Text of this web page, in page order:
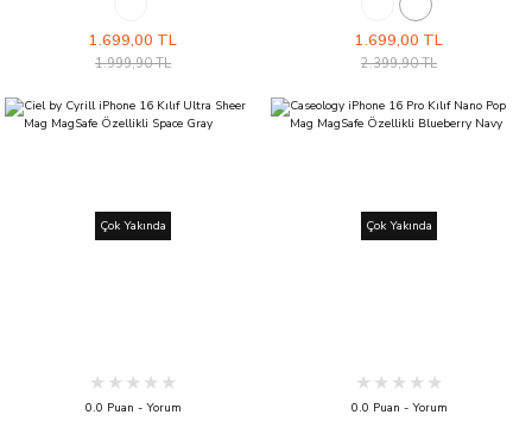
1.699,00 TL
1.999,90 TL
1.699,00 TL
2.399,90 TL
Çok Yakında
0.0 Puan - Yorum
Çok Yakında
0.0 Puan - Yorum